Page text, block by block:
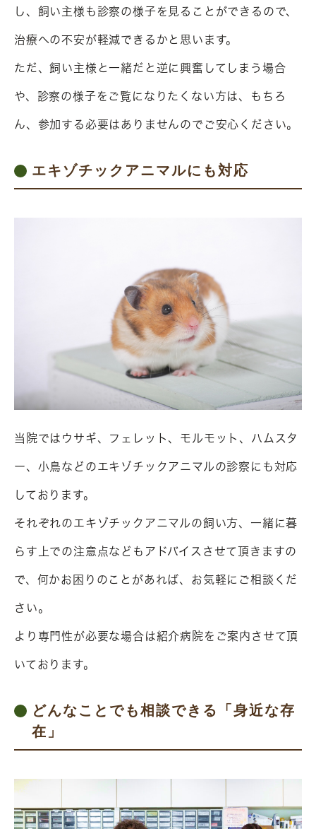
し、飼い主様も診察の様子を見ることができるので、
治療への不安が軽減できるかと思います。
ただ、飼い主様と一緒だと逆に興奮してしまう場合
や、診察の様子をご覧になりたくない方は、もちろ
ん、参加する必要はありませんのでご安心ください。
エキゾチックアニマルにも対応
当院ではウサギ、フェレット、モルモット、ハムスタ
ー、小鳥などのエキゾチックアニマルの診察にも対応
しております。
それぞれのエキゾチックアニマルの飼い方、一緒に暮
らす上での注意点などもアドバイスさせて頂きますの
で、何かお困りのことがあれば、お気軽にご相談くだ
さい。
より専門性が必要な場合は紹介病院をご案内させて頂
いております。
どんなことでも相談できる「身近な存
在」